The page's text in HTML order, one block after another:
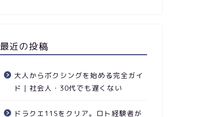
最近の投稿
大人からボクシングを始める完全ガイ
ド｜社会人・30代でも遅くない
ドラクエ11Sをクリア。ロト経験者が